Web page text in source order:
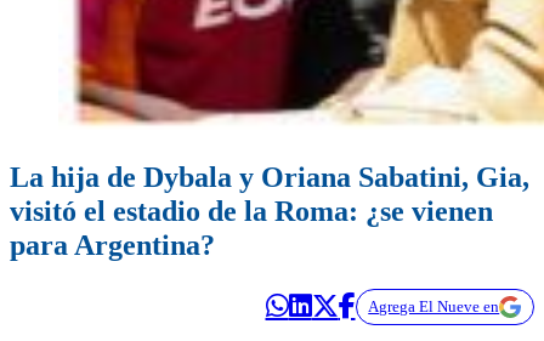
La hija de Dybala y Oriana Sabatini, Gia,
visitó el estadio de la Roma: ¿se vienen
para Argentina?
Agrega El Nueve en